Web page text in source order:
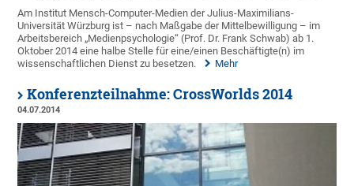
Am Institut Mensch-Computer-Medien der Julius-Maximilians-
Universität Würzburg ist – nach Maßgabe der Mittelbewilligung – im
Arbeitsbereich „Medienpsychologie“ (Prof. Dr. Frank Schwab) ab 1.
Oktober 2014 eine halbe Stelle für eine/einen Beschäftigte(n) im
wissenschaftlichen Dienst zu besetzen.
Mehr
Konferenzteilnahme: CrossWorlds 2014
04.07.2014